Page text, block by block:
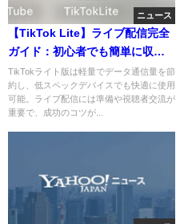
ニュース
【TikTok Lite】ライブ配信完全
ガイド：初心者でも簡単に収益
につなげる方法
TikTokライト版は軽量でデータ通信量を節
約し、低スペックデバイスでも快適に使用
可能。ライブ配信には準備や視聴者交流が
重要で、成功のコツが...